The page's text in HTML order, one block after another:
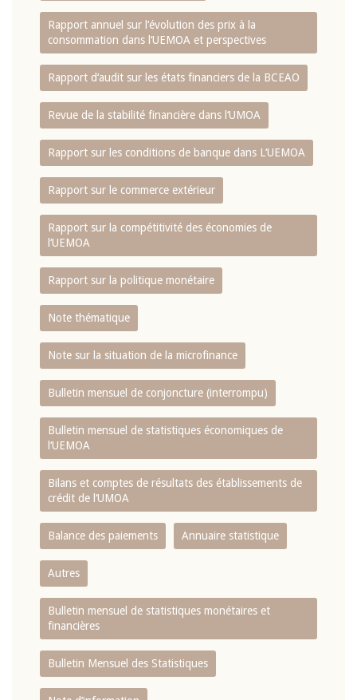
Rapport annuel sur l‘évolution des prix à la
consommation dans l‘UEMOA et perspectives
Rapport d‘audit sur les états financiers de la BCEAO
Revue de la stabilité financière dans l‘UMOA
Rapport sur les conditions de banque dans L‘UEMOA
Rapport sur le commerce extérieur
Rapport sur la compétitivité des économies de
l‘UEMOA
Rapport sur la politique monétaire
Note thématique
Note sur la situation de la microfinance
Bulletin mensuel de conjoncture (interrompu)
Bulletin mensuel de statistiques économiques de
l‘UEMOA
Bilans et comptes de résultats des établissements de
crédit de l‘UMOA
Balance des paiements Annuaire statistique
Autres
Bulletin mensuel de statistiques monétaires et
financières
Bulletin Mensuel des Statistiques